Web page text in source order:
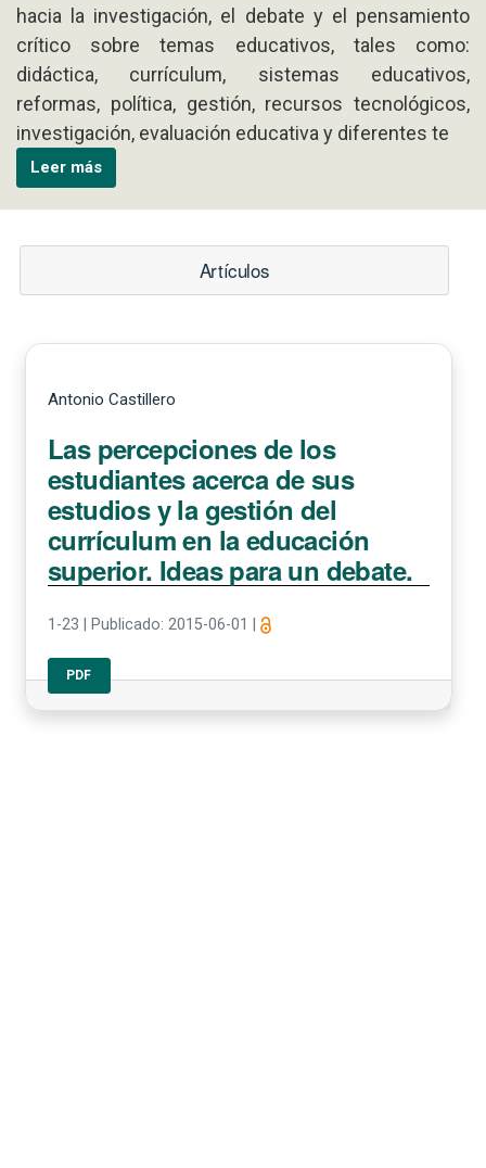
hacia la investigación, el debate y el pensamiento
crítico sobre temas educativos, tales como:
didáctica, currículum, sistemas educativos,
reformas, política, gestión, recursos tecnológicos,
investigación, evaluación educativa y diferentes te
Leer más
Artículos
Antonio Castillero
Las percepciones de los
estudiantes acerca de sus
estudios y la gestión del
currículum en la educación
superior. Ideas para un debate.
1-23 Publicado: 2015-06-01
PDF